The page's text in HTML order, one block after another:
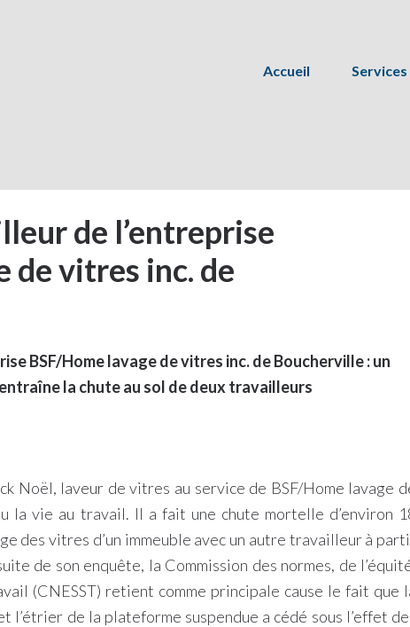
Accueil Services
de l’entreprise
de vitres inc. de
BSF/Home lavage de vitres inc. de Boucherville : un
la chute au sol de deux travailleurs
Noël, laveur de vitres au service de BSF/Home lavage
la vie au travail. Il a fait une chute mortelle d’environ
des vitres d’un immeuble avec un autre travailleur à
de son enquête, la Commission des normes, de
(CNESST) retient comme principale cause le fait que
l’étrier de la plateforme suspendue a cédé sous l’effet